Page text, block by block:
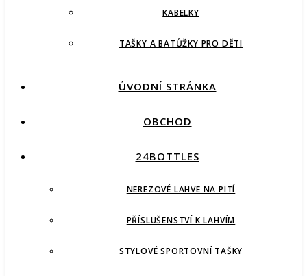
KABELKY
TAŠKY A BATŮŽKY PRO DĚTI
ÚVODNÍ STRÁNKA
OBCHOD
24BOTTLES
NEREZOVÉ LAHVE NA PITÍ
PŘÍSLUŠENSTVÍ K LAHVÍM
STYLOVÉ SPORTOVNÍ TAŠKY